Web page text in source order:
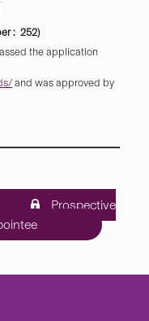
: 252)
the application
and was approved by
Prospective